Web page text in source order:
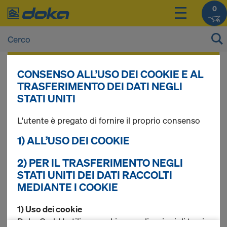
0
dopo illogin.
Sistema di
ancoraggio 26,5
CONSENSO ALL’USO DEI COOKIE E AL
TRASFERIMENTO DEI DATI NEGLI
STATI UNITI
L'utente è pregato di fornire il proprio consenso
1) ALL’USO DEI COOKIE
2) PER IL TRASFERIMENTO NEGLI
STATI UNITI DEI DATI RACCOLTI
MEDIANTE I COOKIE
1) Uso dei cookie
Doka GmbH utilizza cookie e applicazioni di terzi.